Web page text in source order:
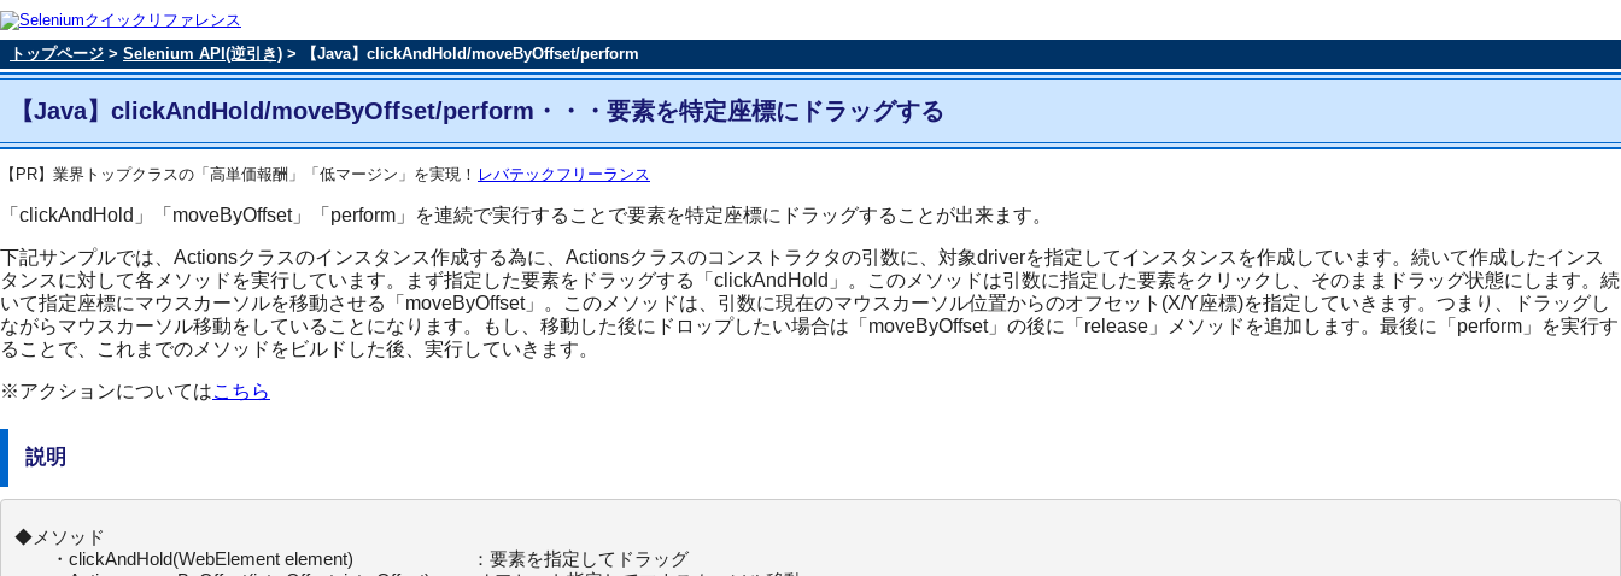
トップページ > Selenium API(逆引き) > 【Java】clickAndHold/moveByOffset/perform
【Java】clickAndHold/moveByOffset/perform・・・要素を特定座標にドラッグする
【PR】業界トップクラスの「高単価報酬」「低マージン」を実現！ レバテックフリーランス
「clickAndHold」「moveByOffset」「perform」を連続で実行することで要素を特定座標にドラッグすることが出来ます。
下記サンプルでは、Actionsクラスのインスタンス作成する為に、Actionsクラスのコンストラクタの引数に、対象driverを指定してインスタンスを作成しています。続いて作成したインス
タンスに対して各メソッドを実行しています。まず指定した要素をドラッグする「clickAndHold」。このメソッドは引数に指定した要素をクリックし、そのままドラッグ状態にします。続
いて指定座標にマウスカーソルを移動させる「moveByOffset」。このメソッドは、引数に現在のマウスカーソル位置からのオフセット(X/Y座標)を指定していきます。つまり、ドラッグし
ながらマウスカーソル移動をしていることになります。もし、移動した後にドロップしたい場合は「moveByOffset」の後に「release」メソッドを追加します。最後に「perform」を実行す
ることで、これまでのメソッドをビルドした後、実行していきます。
※アクションについてはこちら
説明
◆メソッド
・clickAndHold(WebElement element)        ：要素を指定してドラッグ